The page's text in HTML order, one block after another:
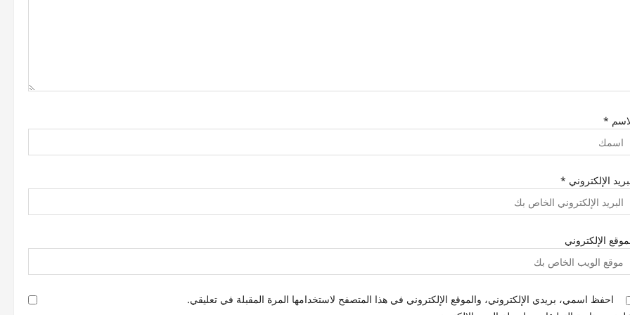
*
الإلكتروني *
الإلكتروني
احفظ اسمي، بريدي الإلكتروني، والموقع الإلكتروني في هذا المتصفح لاستخدامها المرة المقبلة في تعليقي.